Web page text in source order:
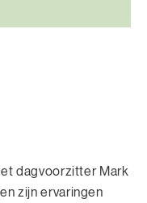
dagvoorzitter Mark
zijn ervaringen